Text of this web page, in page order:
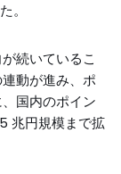
。
続いているこ
動が進み、ポ
国内のポイン
兆円規模まで拡